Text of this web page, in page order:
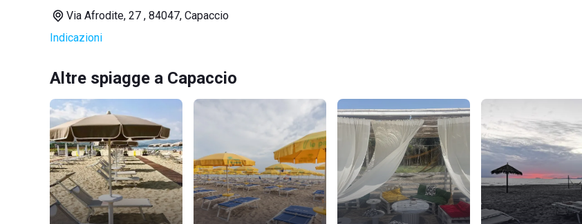
Via Afrodite, 27 , 84047, Capaccio
Indicazioni
Altre spiagge a Capaccio